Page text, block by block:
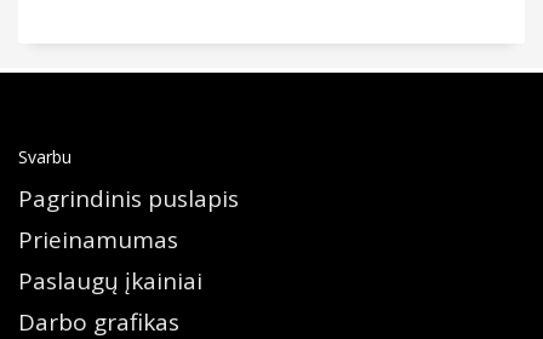
Svarbu
Pagrindinis puslapis
Prieinamumas
Paslaugų įkainiai
Darbo grafikas